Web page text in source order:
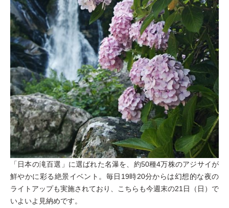
「日本の滝百選」に選ばれた名瀑を、約50種4万株のアジサイが
鮮やかに彩る絶景イベント。毎日19時20分からは幻想的な夜の
ライトアップも実施されており、こちらも今週末の21日（日）で
いよいよ見納めです。